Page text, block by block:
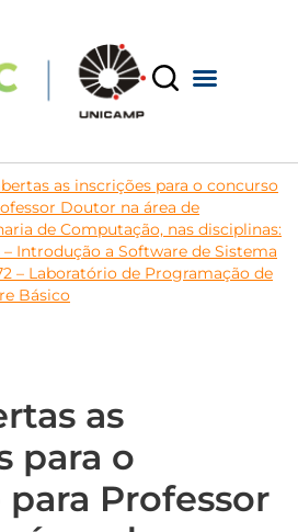
as inscrições para o concurso
Doutor na área de
de Computação, nas disciplinas:
– Introdução a Software de Sistema
– Laboratório de Programação de
Básico
as
para o
Professor